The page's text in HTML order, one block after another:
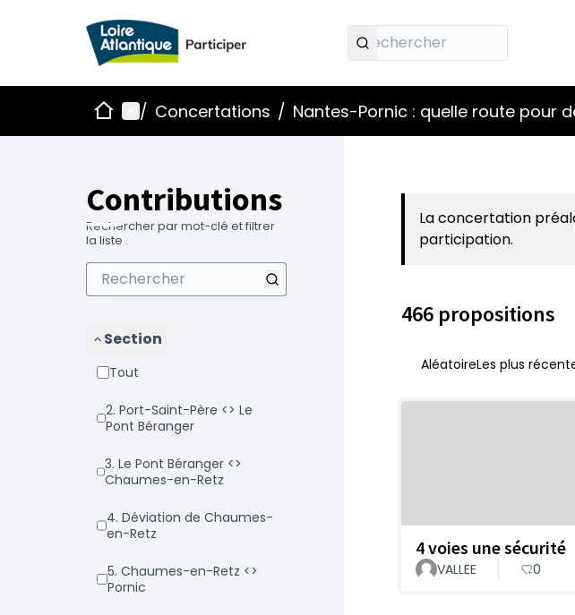
AccueilMenu principal
/ Concertations / Nantes-Pornic : quelle route pour
Contributions
Rechercher par mot-clé et filtrer
la liste .
Section
Tout
2. Port-Saint-Père <> Le
Pont Béranger
3. Le Pont Béranger <>
Chaumes-en-Retz
4. Déviation de Chaumes-
en-Retz
5. Chaumes-en-Retz <>
Pornic
La concertation
participation.
466 propositions
AléatoireLes plus
4 voies une sécurité
VALLEE 0